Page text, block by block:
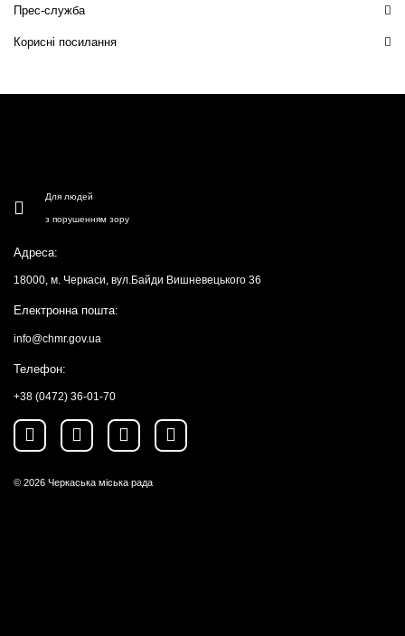
Прес-служба
Корисні посилання
Для людей
з порушенням зору
Адреса:
18000, м. Черкаси, вул.Байди Вишневецького 36
Електронна пошта:
info@chmr.gov.ua
Телефон:
+38 (0472) 36-01-70
© 2026 Черкаська міська рада